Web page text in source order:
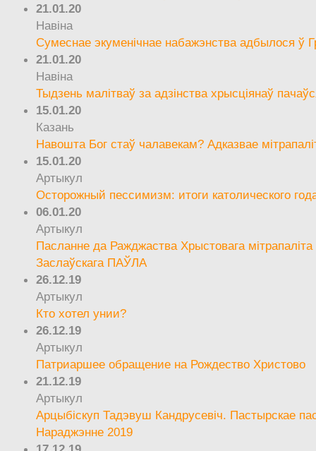
21.01.20
Навіна
Сумеснае экуменічнае набажэнства адбылося ў
21.01.20
Навіна
Тыдзень малітваў за адзінства хрысціянаў
15.01.20
Казань
Навошта Бог стаў чалавекам? Адказвае
15.01.20
Артыкул
Осторожный пессимизм: итоги католического
06.01.20
Артыкул
Пасланне да Ражджаства Хрыстовага мітрапаліта
Заслаўскага ПАЎЛА
26.12.19
Артыкул
Кто хотел унии?
26.12.19
Артыкул
Патриаршее обращение на Рождество Христово
21.12.19
Артыкул
Арцыбіскуп Тадэвуш Кандрусевіч. Пастырскае
Нараджэнне 2019